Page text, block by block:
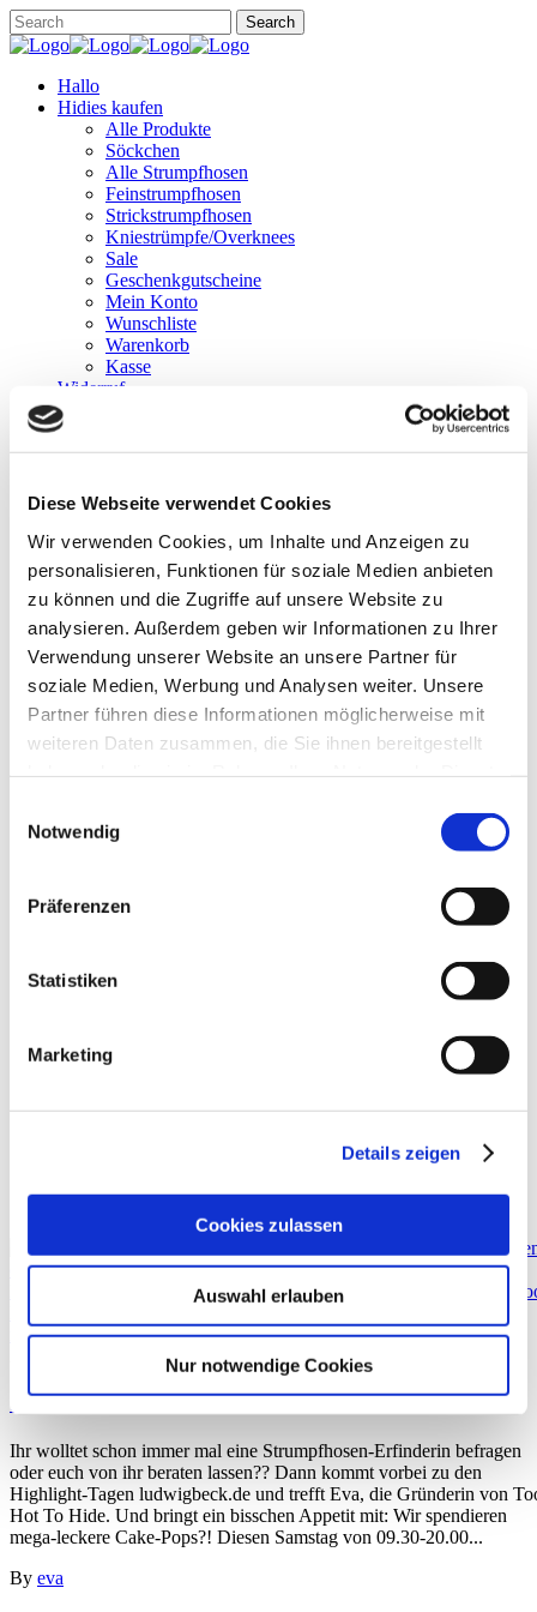
Diese Webseite verwendet Cookies
Wir verwenden Cookies, um Inhalte und Anzeigen zu
personalisieren, Funktionen für soziale Medien anbieten
zu können und die Zugriffe auf unsere Website zu
analysieren. Außerdem geben wir Informationen zu Ihrer
Verwendung unserer Website an unsere Partner für
soziale Medien, Werbung und Analysen weiter. Unsere
Partner führen diese Informationen möglicherweise mit
weiteren Daten zusammen, die Sie ihnen bereitgestellt
Notwendig
Präferenzen
Statistiken
Marketing
Details zeigen
Cookies zulassen
Auswahl erlauben
Nur notwendige Cookies
Hallo
Hidies kaufen
Alle Produkte
Söckchen
Alle Strumpfhosen
Feinstrumpfhosen
Strickstrumpfhosen
Kniestrümpfe/Overknees
Sale
Geschenkgutscheine
Mein Konto
Wunschliste
Warenkorb
Kasse
Widerruf
Neuigkeiten
Finde uns
Wissen
Strumpfhosen
Hallo
Hidies kaufen
Alle Produkte
Alle Strumpfhosen
Feinstrumpfhosen
Strickstrumpfhosen
Sale
Geschenkgutscheine
Warenkorb
Neuigkeiten
Strumpfhosen
Ihr wolltet schon immer mal eine Strumpfhosen-Erfinderin befragen
oder euch von ihr beraten lassen?? Dann kommt vorbei zu den
Highlight-Tagen ludwigbeck.de und trefft Eva, die Gründerin von
Hot To Hide. Und bringt ein bisschen Appetit mit: Wir spendieren
mega-leckere Cake-Pops?! Diesen Samstag von 09.30-20.00...
By eva